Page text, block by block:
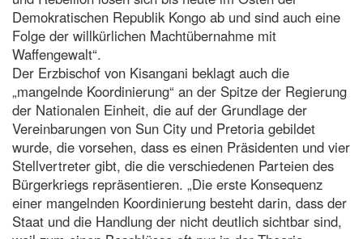
Demokratischen Republik Kongo ab und sind auch eine
Folge der willkürlichen Machtübernahme mit
Waffengewalt“.
Der Erzbischof von Kisangani beklagt auch die
„mangelnde Koordinierung“ an der Spitze der Regierung
der Nationalen Einheit, die auf der Grundlage der
Vereinbarungen von Sun City und Pretoria gebildet
wurde, die vorsehen, dass es einen Präsidenten und vier
Stellvertreter gibt, die die verschiedenen Parteien des
Bürgerkriegs repräsentieren. „Die erste Konsequenz
einer mangelnden Koordinierung besteht darin, dass der
Staat und die Handlung der nicht deutlich sichtbar sind,